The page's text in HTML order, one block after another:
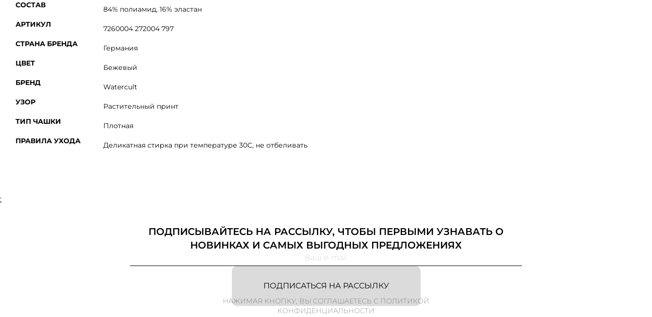
СОСТАВ
84% полиамид, 16% эластан
АРТИКУЛ
7260004 272004 797
СТРАНА БРЕНДА
Германия
ЦВЕТ
Бежевый
БРЕНД
Watercult
УЗОР
Растительный принт
ТИП ЧАШКИ
Плотная
ПРАВИЛА УХОДА
Деликатная стирка при температуре 30С, не отбеливать
;
ПОДПИСЫВАЙТЕСЬ НА РАССЫЛКУ, ЧТОБЫ ПЕРВЫМИ УЗНАВАТЬ О
НОВИНКАХ И САМЫХ ВЫГОДНЫХ ПРЕДЛОЖЕНИЯХ
ПОДПИСАТЬСЯ НА РАССЫЛКУ
НАЖИМАЯ КНОПКУ, ВЫ СОГЛАШАЕТЕСЬ С ПОЛИТИКОЙ
КОНФИДЕНЦИАЛЬНОСТИ